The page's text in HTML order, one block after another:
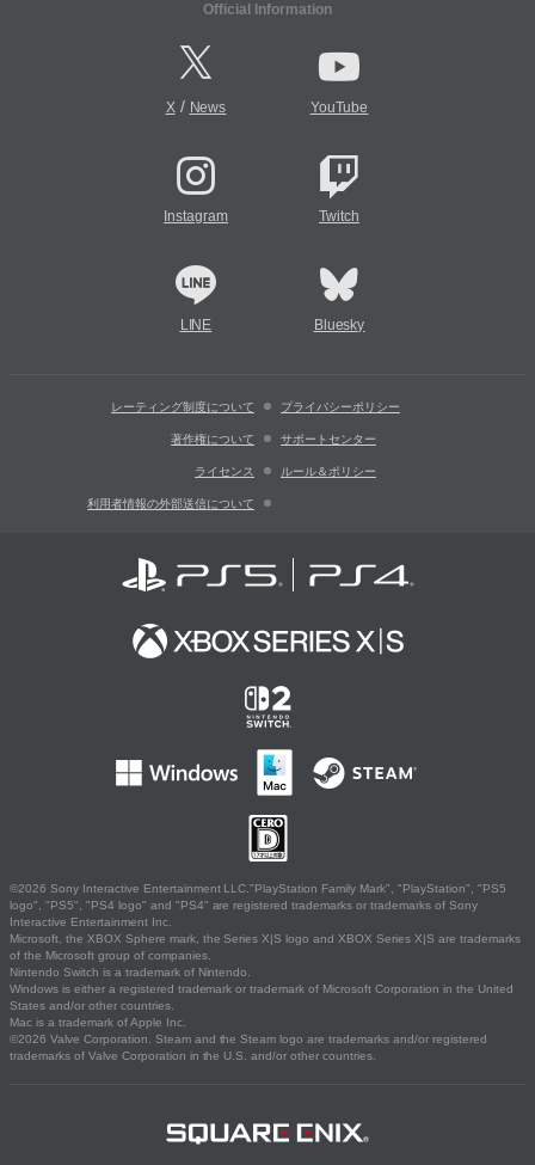
Official Information
X/ News YouTube
Instagram Twitch
LINE Bluesky
レーティング制度について プライバシーポリシー
著作権について サポートセンター
ライセンス ルール＆ポリシー
利用者情報の外部送信について
©2026 Sony Interactive Entertainment LLC."PlayStation Family Mark", "PlayStation", "PS5
logo", "PS5", "PS4 logo" and "PS4" are registered trademarks or trademarks of Sony
Interactive Entertainment Inc.
Microsoft, the XBOX Sphere mark, the Series X|S logo and XBOX Series X|S are trademarks
of the Microsoft group of companies.
Nintendo Switch is a trademark of Nintendo.
Windows is either a registered trademark or trademark of Microsoft Corporation in the United
States and/or other countries.
Mac is a trademark of Apple Inc.
©2026 Valve Corporation. Steam and the Steam logo are trademarks and/or registered
trademarks of Valve Corporation in the U.S. and/or other countries.